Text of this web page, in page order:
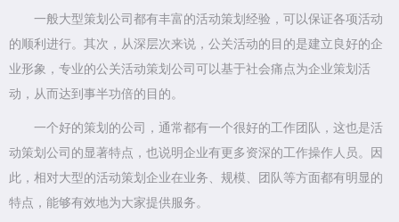
一般大型策划公司都有丰富的活动策划经验，可以保证各项活动
的顺利进行。其次，从深层次来说，公关活动的目的是建立良好的企
业形象，专业的公关活动策划公司可以基于社会痛点为企业策划活
动，从而达到事半功倍的目的。
一个好的策划的公司，通常都有一个很好的工作团队，这也是活
动策划公司的显著特点，也说明企业有更多资深的工作操作人员。因
此，相对大型的活动策划企业在业务、规模、团队等方面都有明显的
特点，能够有效地为大家提供服务。